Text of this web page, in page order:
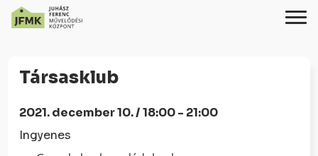
Content
navigációhoz
Társasklub
2021. december 10. / 18:00 - 21:00
Ingyenes